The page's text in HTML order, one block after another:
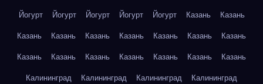
Йогурт
Йогурт Йогурт Йогурт Йогурт Казань
Казань
Казань
Казань Казань Казань Казань Казань
Казань
Казань
Казань Казань Казань Казань Казань
Казань
Калининград
Калининград Калининград
Калининград